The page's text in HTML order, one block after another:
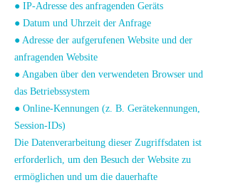
● IP-Adresse des anfragenden Geräts
● Datum und Uhrzeit der Anfrage
● Adresse der aufgerufenen Website und der
anfragenden Website
● Angaben über den verwendeten Browser und
das Betriebssystem
● Online-Kennungen (z. B. Gerätekennungen,
Session-IDs)
Die Datenverarbeitung dieser Zugriffsdaten ist
erforderlich, um den Besuch der Website zu
ermöglichen und um die dauerhafte